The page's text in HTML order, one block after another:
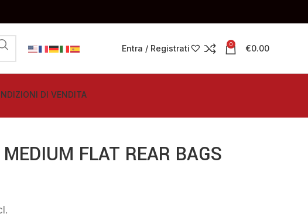
Entra / Registrati 0 €0.00
DI VENDITA
FLAT REAR BAGS